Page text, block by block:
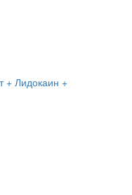
+ Лидокаин +